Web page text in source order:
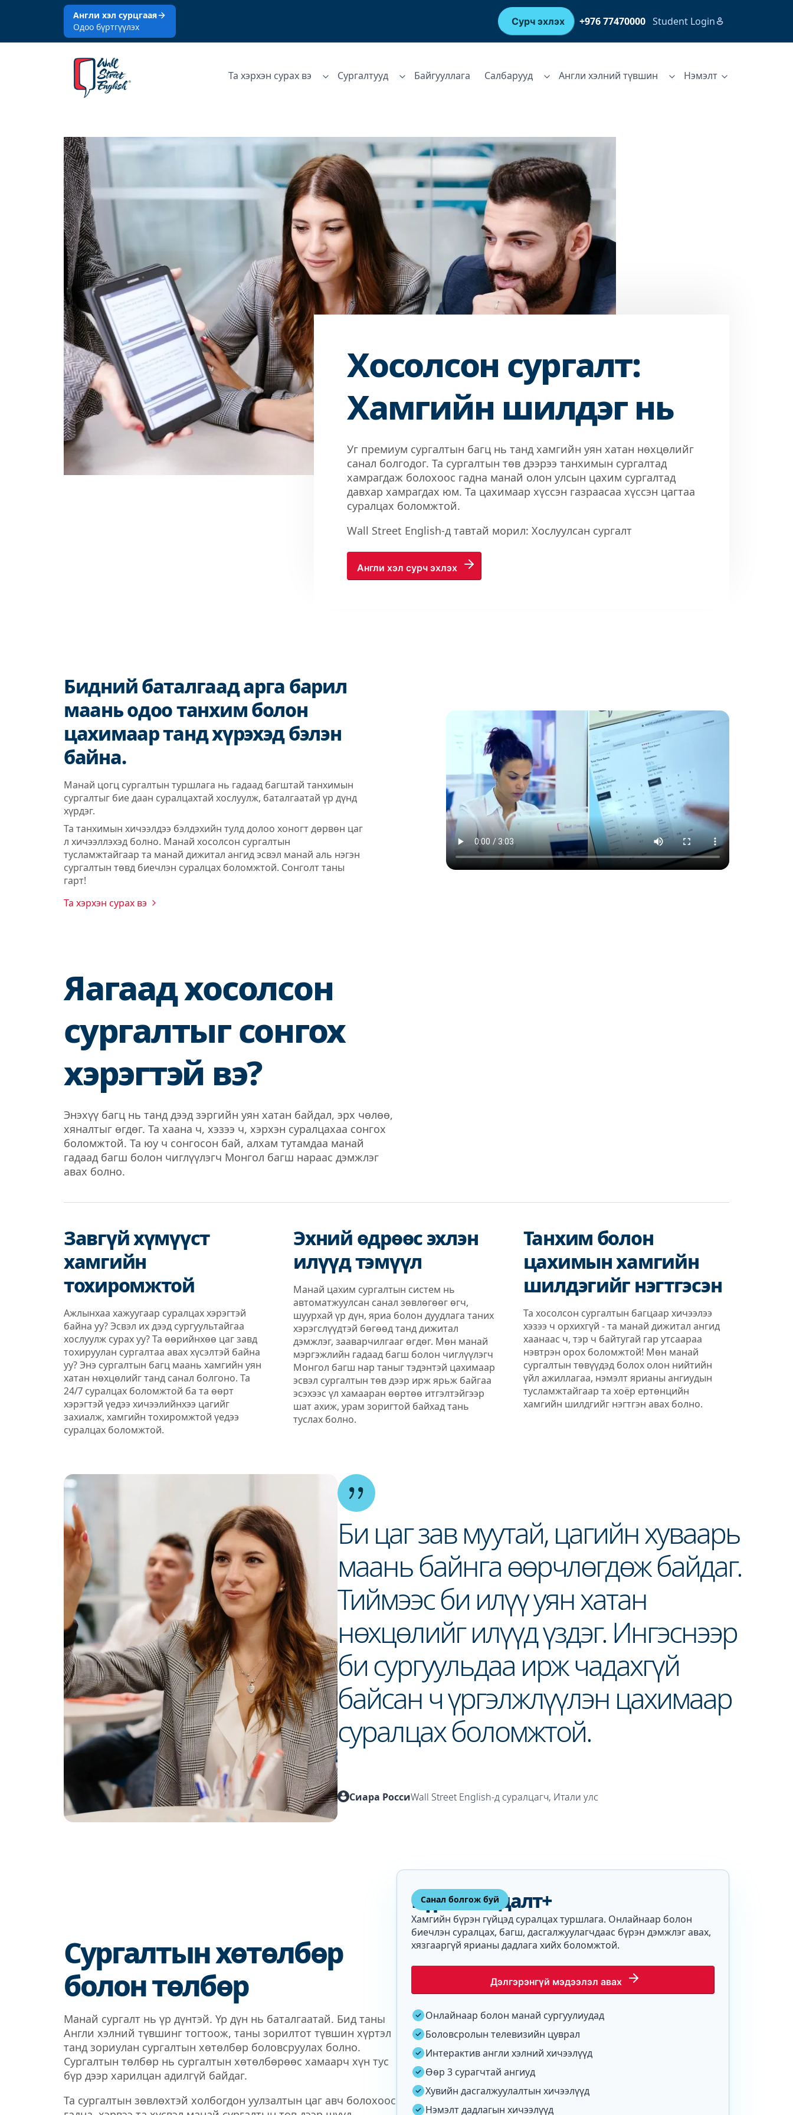
Англи хэл сурцгаая
Одоо бүртгүүлэх
Сурч эхлэх +976 77470000 Student Login
Та хэрхэн сурах вэ Сургалтууд Байгууллага Салбарууд Англи хэлний түвшин Нэмэлт
Хосолсон сургалт:
Хамгийн шилдэг нь
Уг премиум сургалтын багц нь танд хамгийн уян хатан нөхцөлийг
санал болгодог. Та сургалтын төв дээрээ танхимын сургалтад
хамрагдаж болохоос гадна манай олон улсын цахим сургалтад
давхар хамрагдах юм. Та цахимаар хүссэн газраасаа хүссэн цагтаа
суралцах боломжтой.
Wall Street English-д тавтай морил: Хослуулсан сургалт
Англи хэл сурч эхлэх
Бидний баталгаад арга барил
маань одоо танхим болон
цахимаар танд хүрэхэд бэлэн
байна.
Манай цогц сургалтын туршлага нь гадаад багштай танхимын
сургалтыг бие даан суралцахтай хослуулж, баталгаатай үр дүнд
хүрдэг.
Та танхимын хичээлдээ бэлдэхийн тулд долоо хоногт дөрвөн цаг
л хичээллэхэд болно. Манай хосолсон сургалтын
тусламжтайгаар та манай дижитал ангид эсвэл манай аль нэгэн
сургалтын төвд биечлэн суралцах боломжтой. Сонголт таны
гарт!
Та хэрхэн сурах вэ
Яагаад хосолсон
сургалтыг сонгох
хэрэгтэй вэ?
Энэхүү багц нь танд дээд зэргийн уян хатан байдал, эрх чөлөө,
хяналтыг өгдөг. Та хаана ч, хэзээ ч, хэрхэн суралцахаа сонгох
боломжтой. Та юу ч сонгосон бай, алхам тутамдаа манай
гадаад багш болон чиглүүлэгч Монгол багш нараас дэмжлэг
авах болно.
Завгүй хүмүүст
хамгийн
тохиромжтой
Ажлынхаа хажуугаар суралцах хэрэгтэй
байна уу? Эсвэл их дээд сургуультайгаа
хослуулж сурах уу? Та өөрийнхөө цаг завд
тохируулан сургалтаа авах хүсэлтэй байна
уу? Энэ сургалтын багц маань хамгийн уян
хатан нөхцөлийг танд санал болгоно. Та
24/7 суралцах боломжтой ба та өөрт
хэрэгтэй үедээ хичээлийнхээ цагийг
захиалж, хамгийн тохиромжтой үедээ
суралцах боломжтой.
Эхний өдрөөс эхлэн
илүүд тэмүүл
Манай цахим сургалтын систем нь
автоматжуулсан санал зөвлөгөөг өгч,
шуурхай үр дүн, яриа болон дуудлага таних
хэрэгслүүдтэй бөгөөд танд дижитал
дэмжлэг, зааварчилгааг өгдөг. Мөн манай
мэргэжлийн гадаад багш болон чиглүүлэгч
Монгол багш нар таныг тэдэнтэй цахимаар
эсвэл сургалтын төв дээр ирж ярьж байгаа
эсэхээс үл хамааран өөртөө итгэлтэйгээр
шат ахиж, урам зоригтой байхад тань
туслах болно.
Танхим болон
цахимын хамгийн
шилдэгийг нэгтгэсэн
Та хосолсон сургалтын багцаар хичээлээ
хэзээ ч орхихгүй - та манай дижитал ангид
хаанаас ч, тэр ч байтугай гар утсаараа
нэвтрэн орох боломжтой! Мөн манай
сургалтын төвүүдэд болох олон нийтийн
үйл ажиллагаа, нэмэлт ярианы ангиудын
тусламжтайгаар та хоёр ертөнцийн
хамгийн шилдгийг нэгтгэн авах болно.
Би цаг зав муутай, цагийн хуваарь
маань байнга өөрчлөгдөж байдаг.
Тиймээс би илүү уян хатан
нөхцөлийг илүүд үздэг. Ингэснээр
би сургуульдаа ирж чадахгүй
байсан ч үргэлжлүүлэн цахимаар
суралцах боломжтой.
Сиара РоссиWall Street English-д суралцагч, Итали улс
Сургалтын хөтөлбөр
болон төлбөр
Манай сургалт нь үр дүнтэй. Үр дүн нь баталгаатай. Бид таны
Англи хэлний түвшинг тогтоож, таны зорилтот түвшин хүртэл
танд зориулан сургалтын хөтөлбөр боловсруулах болно.
Сургалтын төлбөр нь сургалтын хөтөлбөрөөс хамаарч хүн тус
бүр дээр харилцан адилгүй байдаг.
Та сургалтын зөвлөхтэй холбогдон уулзалтын цаг авч болохоос
Санал болгож буй
Бүрэн хандалт+
Хамгийн бүрэн гүйцэд суралцах туршлага. Онлайнаар болон
биечлэн суралцах, багш, дасгалжуулагчдаас бүрэн дэмжлэг авах,
хязгааргүй ярианы дадлага хийх боломжтой.
Дэлгэрэнгүй мэдээлэл авах
Онлайнаар болон манай сургуулиудад
Боловсролын телевизийн цуврал
Интерактив англи хэлний хичээлүүд
Өөр 3 сурагчтай ангиуд
Хувийн дасгалжуулалтын хичээлүүд
Нэмэлт дадлагын хичээлүүд